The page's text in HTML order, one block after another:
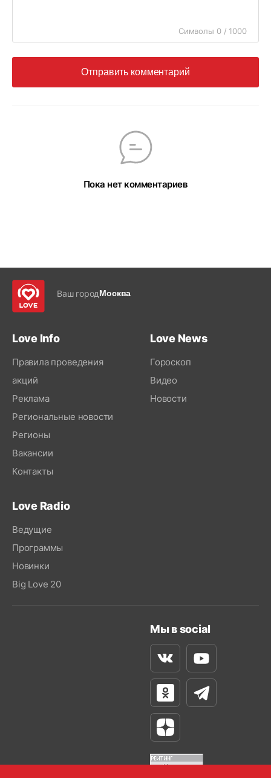
Символы 0 / 1000
Отправить комментарий
Пока нет комментариев
Ваш городМосква
Love Info
Правила проведения
акций
Реклама
Региональные новости
Регионы
Вакансии
Контакты
Love News
Гороскоп
Видео
Новости
Love Radio
Ведущие
Программы
Новинки
Big Love 20
Мы в social
ВконтактеYoutube
Одноклассники
Телеграм
Яндекс Дзен